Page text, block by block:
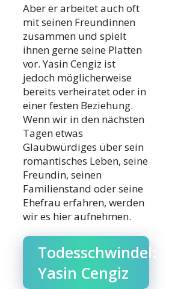
Aber er arbeitet auch oft
mit seinen Freundinnen
zusammen und spielt
ihnen gerne seine Platten
vor. Yasin Cengiz ist
jedoch möglicherweise
bereits verheiratet oder in
einer festen Beziehung.
Wenn wir in den nächsten
Tagen etwas
Glaubwürdiges über sein
romantisches Leben, seine
Freundin, seinen
Familienstand oder seine
Ehefrau erfahren, werden
wir es hier aufnehmen.
Todesschwindel:
Yasin Cengiz